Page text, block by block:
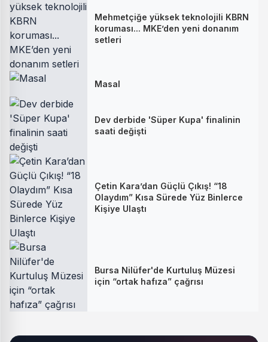
Mehmetçiğe yüksek teknolojili KBRN
koruması... MKE’den yeni donanım
setleri
Masal
Dev derbide 'Süper Kupa' finalinin
saati değişti
Çetin Kara’dan Güçlü Çıkış! “18
Olaydım” Kısa Sürede Yüz Binlerce
Kişiye Ulaştı
Bursa Nilüfer'de Kurtuluş Müzesi
için “ortak hafıza” çağrısı